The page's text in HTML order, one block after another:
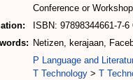
Conference or
ISBN: 97898344661-7-
Netizen, kerajaan,
P Language and
T Technology > T